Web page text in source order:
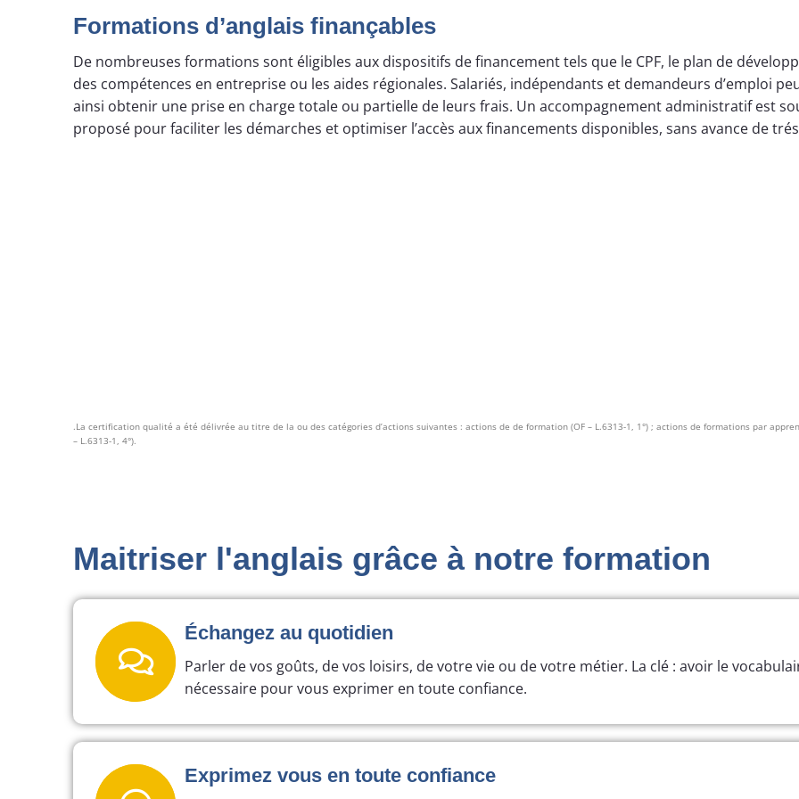
Formations d’anglais finançables
De nombreuses formations sont éligibles aux dispositifs de financement tels que le CPF, le plan de
des compétences en entreprise ou les aides régionales. Salariés, indépendants et demandeurs d’emploi
ainsi obtenir une prise en charge totale ou partielle de leurs frais. Un accompagnement administratif est
proposé pour faciliter les démarches et optimiser l’accès aux financements disponibles, sans avance de
.La certification qualité a été délivrée au titre de la ou des catégories d’actions suivantes : actions de de formation (OF – L.6313-1, 1°) ; actions de formations par
– L.6313-1, 4°).
Maitriser l'anglais grâce à notre formation
Échangez au quotidien
Parler de vos goûts, de vos loisirs, de votre vie ou de votre métier. La clé : avoir le
nécessaire pour vous exprimer en toute confiance.
Exprimez vous en toute confiance